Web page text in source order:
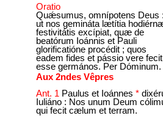
Oratio
Quǽsumus, omnípotens Deus
ut nos gemináta lætítia
festivitátis excípiat, quæ de
beatórum Ioánnis et Pauli
glorificatióne procédit ; quos
eadem fides et pássio vere fecit
esse germános. Per Dóminum.
Aux 2ndes Vêpres
Ant. 1 Paulus et Ioánnes *
Iuliáno : Nos unum Deum
qui fecit cælum et terram.